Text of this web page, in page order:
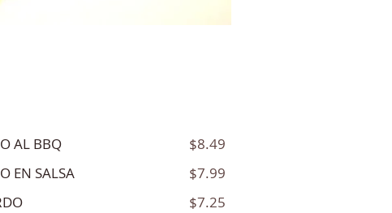
AL BBQ
$8.49
EN SALSA
$7.99
$7.25